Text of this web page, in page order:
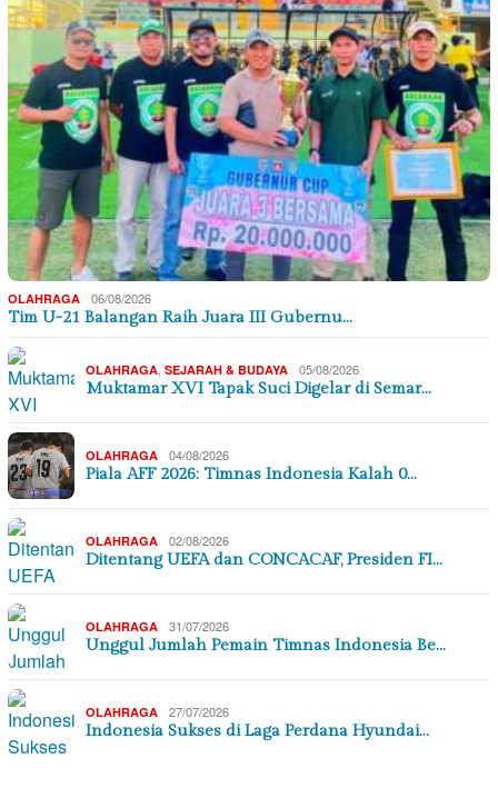
OLAHRAGA 06/08/2026
Tim U-21 Balangan Raih Juara III Gubernu…
OLAHRAGA, SEJARAH & BUDAYA 05/08/2026
Muktamar XVI Tapak Suci Digelar di Semar…
OLAHRAGA 04/08/2026
Piala AFF 2026: Timnas Indonesia Kalah 0…
OLAHRAGA 02/08/2026
Ditentang UEFA dan CONCACAF, Presiden FI…
OLAHRAGA 31/07/2026
Unggul Jumlah Pemain Timnas Indonesia Be…
OLAHRAGA 27/07/2026
Indonesia Sukses di Laga Perdana Hyundai…